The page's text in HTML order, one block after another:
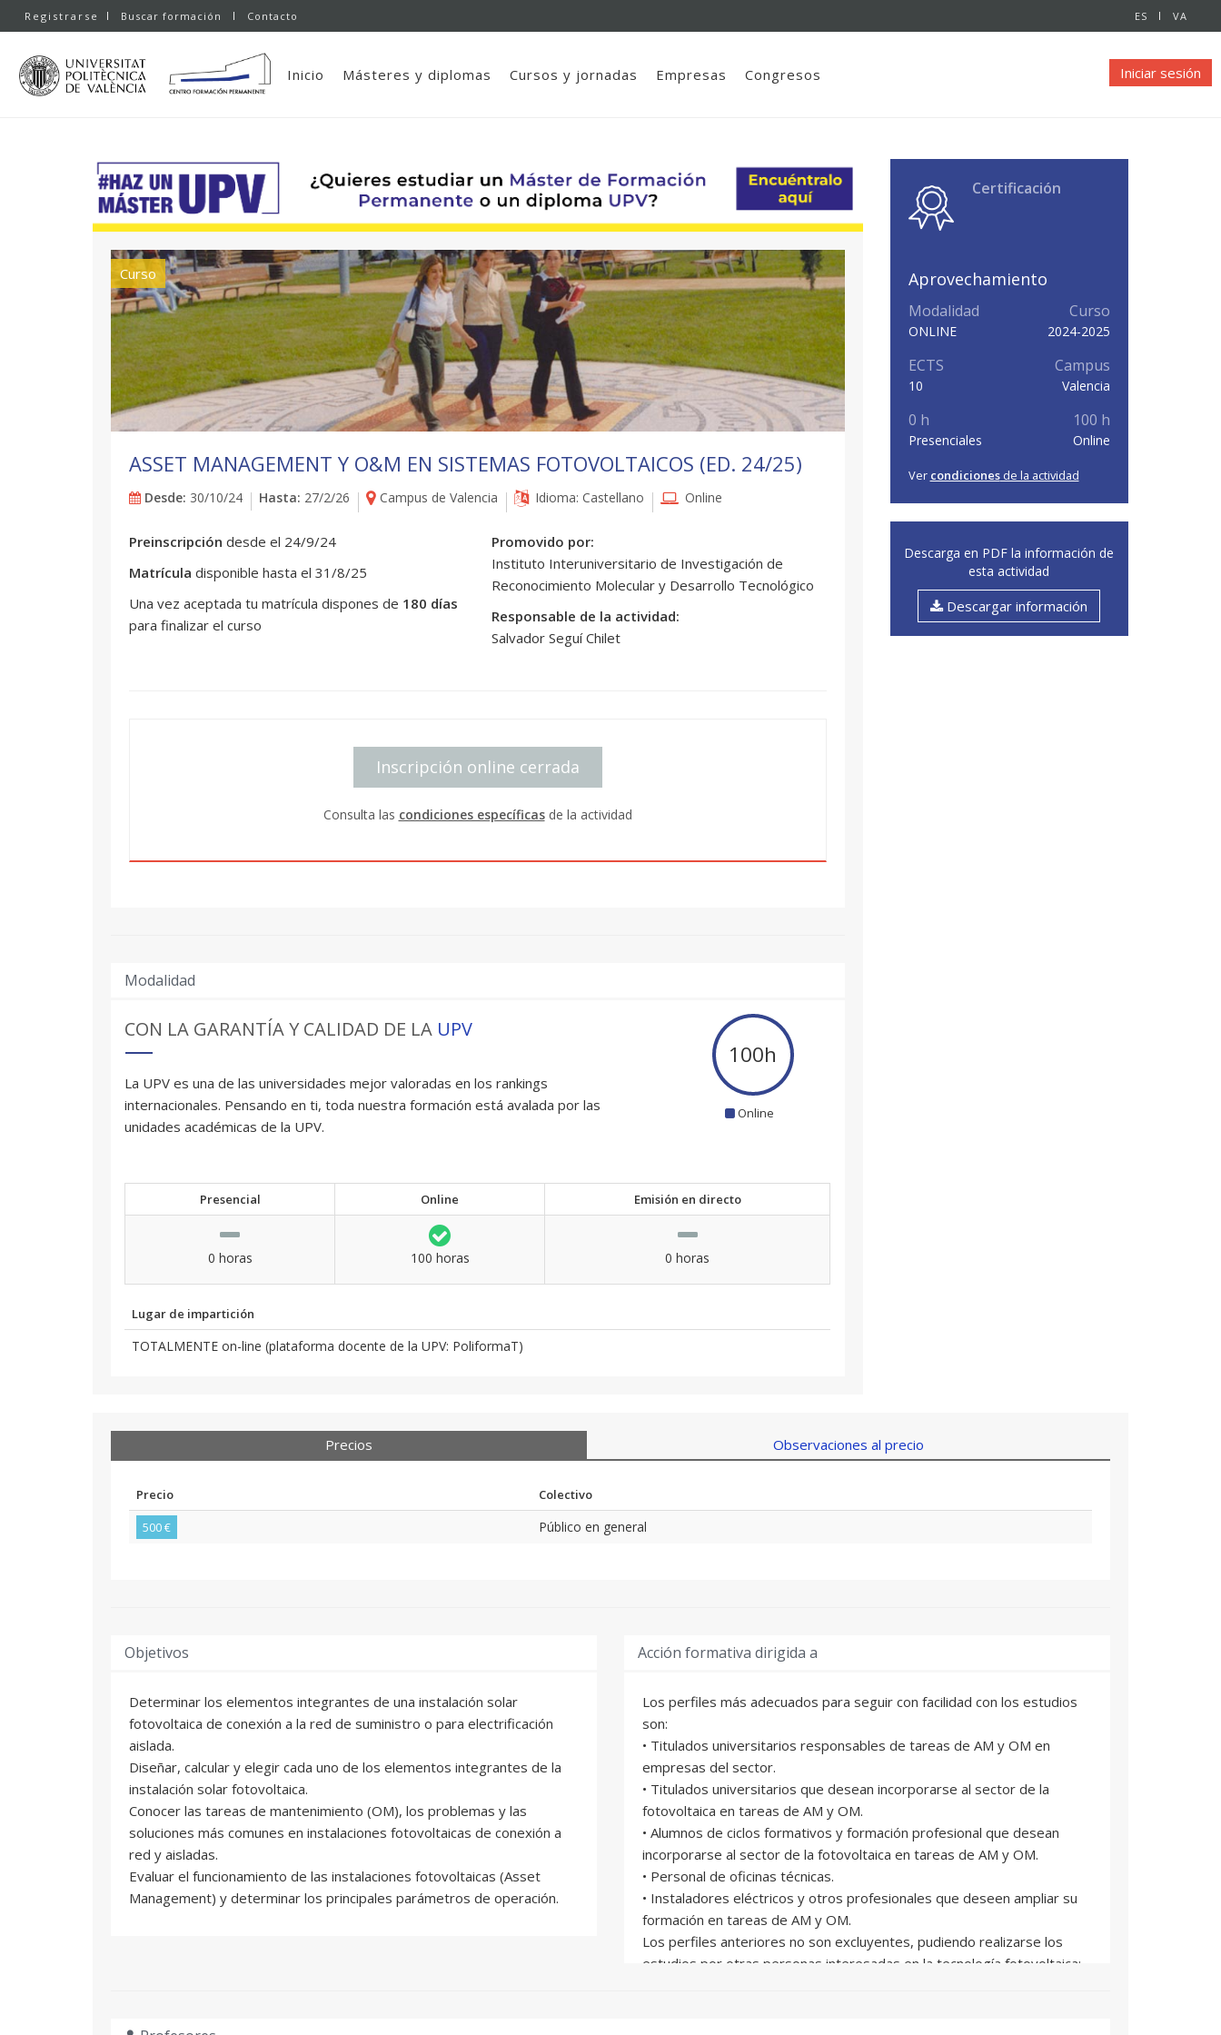
Registrarse Buscar formación Contacto ES VA
Iniciar sesión
Inicio Másteres y diplomas Cursos y jornadas Empresas Congresos
Curso
ASSET MANAGEMENT Y O&M EN SISTEMAS FOTOVOLTAICOS (ED. 24/25)
Desde: 30/10/24 Hasta: 27/2/26 Campus de Valencia Idioma: Castellano Online
Preinscripción desde el 24/9/24
Matrícula disponible hasta el 31/8/25
Una vez aceptada tu matrícula dispones de 180 días
para finalizar el curso
Promovido por:
Instituto Interuniversitario de Investigación de
Reconocimiento Molecular y Desarrollo Tecnológico
Responsable de la actividad:
Salvador Seguí Chilet
Inscripción online cerrada
Consulta las condiciones específicasde la actividad
Modalidad
CON LA GARANTÍA Y CALIDAD DE LA UPV
La UPV es una de las universidades mejor valoradas en los rankings
internacionales. Pensando en ti, toda nuestra formación está avalada por las
unidades académicas de la UPV.
100h
Online
Presencial Online Emisión en directo
0 horas 100 horas 0 horas
Lugar de impartición
TOTALMENTE on-line (plataforma docente de la UPV: PoliformaT)
Certificación
Aprovechamiento
Modalidad
ONLINE
Curso
2024-2025
ECTS
10
Campus
Valencia
0 h
Presenciales
100 h
Online
Ver condicionesde la actividad
Descarga en PDF la información de
esta actividad
Descargar información
Precios Observaciones al precio
Precio
Colectivo
500 €
Público en general
Objetivos
Determinar los elementos integrantes de una instalación solar
fotovoltaica de conexión a la red de suministro o para electrificación
aislada.
Diseñar, calcular y elegir cada uno de los elementos integrantes de la
instalación solar fotovoltaica.
Conocer las tareas de mantenimiento (OM), los problemas y las
soluciones más comunes en instalaciones fotovoltaicas de conexión a
red y aisladas.
Evaluar el funcionamiento de las instalaciones fotovoltaicas (Asset
Management) y determinar los principales parámetros de operación.
Acción formativa dirigida a
Los perfiles más adecuados para seguir con facilidad con los estudios
son:
• Titulados universitarios responsables de tareas de AM y OM en
empresas del sector.
• Titulados universitarios que desean incorporarse al sector de la
fotovoltaica en tareas de AM y OM.
• Alumnos de ciclos formativos y formación profesional que desean
incorporarse al sector de la fotovoltaica en tareas de AM y OM.
• Personal de oficinas técnicas.
• Instaladores eléctricos y otros profesionales que deseen ampliar su
formación en tareas de AM y OM.
Los perfiles anteriores no son excluyentes, pudiendo realizarse los
estudios por otras personas interesadas en la tecnología fotovoltaica: